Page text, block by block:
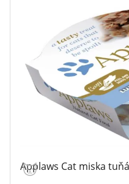
Applaws Cat miska